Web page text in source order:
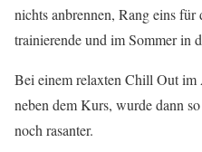
nichts anbrennen, Rang eins
trainierende und im Sommer in
Bei einem relaxten Chill Out
neben dem Kurs, wurde dann
noch rasanter.